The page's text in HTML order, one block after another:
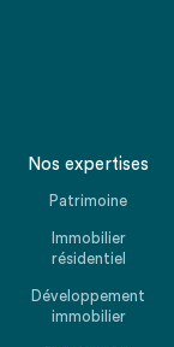
Nos expertises
Patrimoine
Immobilier
résidentiel
Développement
immobilier